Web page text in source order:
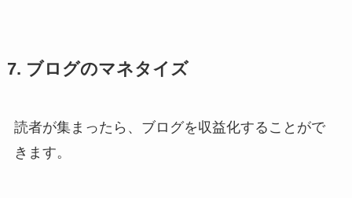
7. ブログのマネタイズ
読者が集まったら、ブログを収益化することがで
きます。